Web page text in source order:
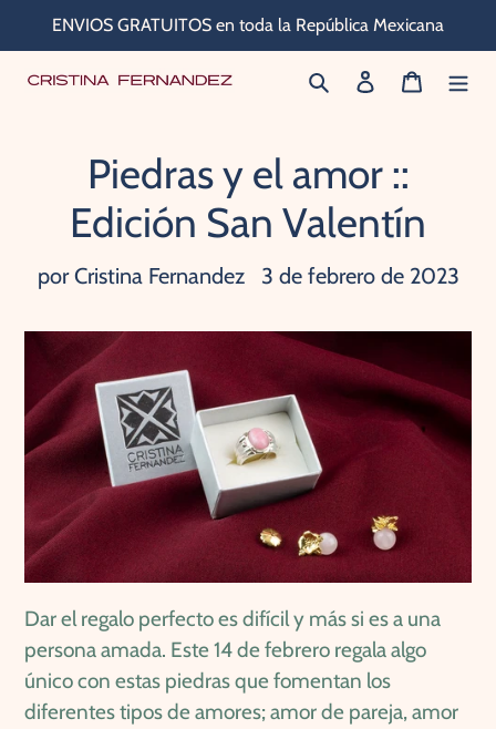
directamente
ENVIOS GRATUITOS en toda la República Mexicana
Buscar IngresarCarrito
Piedras y el amor ::
Edición San Valentín
por Cristina Fernandez 3 de febrero de 2023
Dar el regalo perfecto es difícil y más si es a una
persona amada. Este 14 de febrero regala algo
único con estas piedras que fomentan los
diferentes tipos de amores; amor de pareja, amor